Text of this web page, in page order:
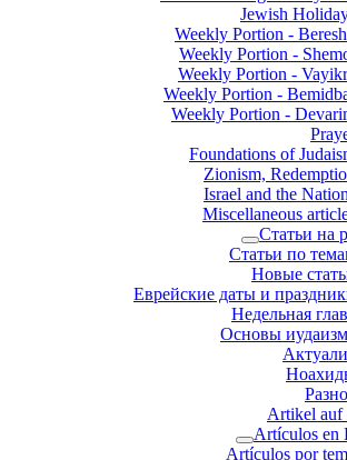
Jewish
Weekly Portion -
Weekly Portion -
Weekly Portion -
Weekly Portion -
Weekly Portion -
Foundations of
Zionism,
Israel and the
Miscellaneous
Статьи на
Статьи по
Новые
Еврейские даты и
Недельная
Основы
Artikel auf
Artículos en
Artículos por